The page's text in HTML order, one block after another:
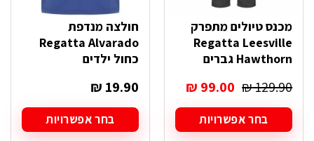
מכנס טיולים מתפרק
Regatta Leesville
Hawthorn גברים
₪129.90
המחיר
המקורי
היה:
₪ 129.90.
₪ 99.00
המחיר
הנוכחי
₪ 99.00.
בחר אפשרויות
חולצה מנדפת
Regatta Alvarado
כחול ילדים
₪ 19.90
בחר אפשרויות